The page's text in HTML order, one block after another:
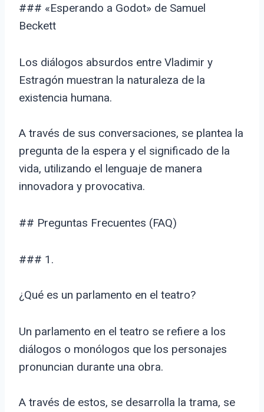
### «Esperando a Godot» de Samuel
Beckett
Los diálogos absurdos entre Vladimir y
Estragón muestran la naturaleza de la
existencia humana.
A través de sus conversaciones, se plantea la
pregunta de la espera y el significado de la
vida, utilizando el lenguaje de manera
innovadora y provocativa.
## Preguntas Frecuentes (FAQ)
### 1.
¿Qué es un parlamento en el teatro?
Un parlamento en el teatro se refiere a los
diálogos o monólogos que los personajes
pronuncian durante una obra.
A través de estos, se desarrolla la trama, se